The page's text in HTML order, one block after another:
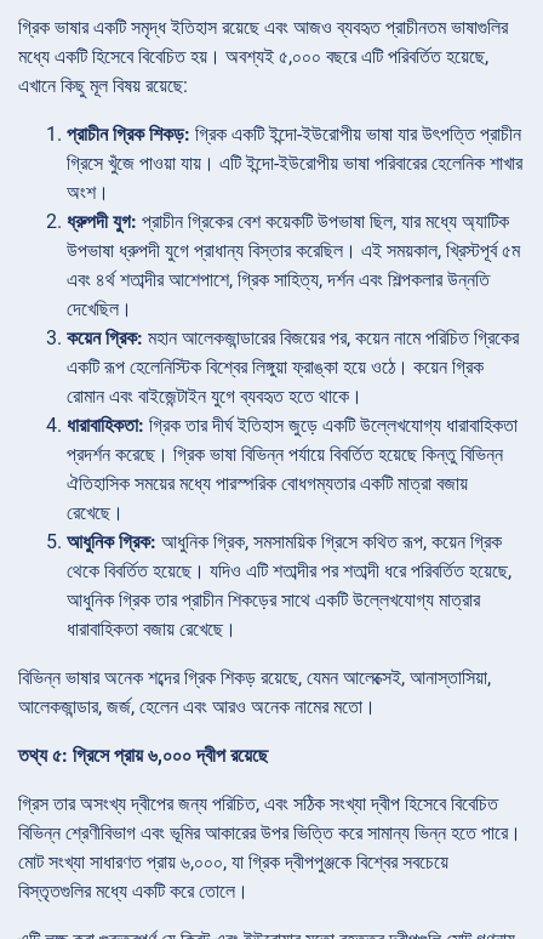
গ্রিক ভাষার একটি সমৃদ্ধ ইতিহাস রয়েছে এবং আজও ব্যবহৃত প্রাচীনতম ভাষাগুলির
মধ্যে একটি হিসেবে বিবেচিত হয়। অবশ্যই ৫,০০০ বছরে এটি পরিবর্তিত হয়েছে,
এখানে কিছু মূল বিষয় রয়েছে:
প্রাচীন গ্রিক শিকড়: গ্রিক একটি ইন্দো-ইউরোপীয় ভাষা যার উৎপত্তি প্রাচীন
গ্রিসে খুঁজে পাওয়া যায়। এটি ইন্দো-ইউরোপীয় ভাষা পরিবারের হেলেনিক শাখার
অংশ।
ধ্রুপদী যুগ: প্রাচীন গ্রিকের বেশ কয়েকটি উপভাষা ছিল, যার মধ্যে অ্যাটিক
উপভাষা ধ্রুপদী যুগে প্রাধান্য বিস্তার করেছিল। এই সময়কাল, খ্রিস্টপূর্ব ৫ম
এবং ৪র্থ শতাব্দীর আশেপাশে, গ্রিক সাহিত্য, দর্শন এবং শিল্পকলার উন্নতি
দেখেছিল।
কয়েন গ্রিক: মহান আলেকজান্ডারের বিজয়ের পর, কয়েন নামে পরিচিত গ্রিকের
একটি রূপ হেলেনিস্টিক বিশ্বের লিঙ্গুয়া ফ্রাঙ্কা হয়ে ওঠে। কয়েন গ্রিক
রোমান এবং বাইজেন্টাইন যুগে ব্যবহৃত হতে থাকে।
ধারাবাহিকতা: গ্রিক তার দীর্ঘ ইতিহাস জুড়ে একটি উল্লেখযোগ্য ধারাবাহিকতা
প্রদর্শন করেছে। গ্রিক ভাষা বিভিন্ন পর্যায়ে বিবর্তিত হয়েছে কিন্তু বিভিন্ন
ঐতিহাসিক সময়ের মধ্যে পারস্পরিক বোধগম্যতার একটি মাত্রা বজায়
রেখেছে।
আধুনিক গ্রিক: আধুনিক গ্রিক, সমসাময়িক গ্রিসে কথিত রূপ, কয়েন গ্রিক
থেকে বিবর্তিত হয়েছে। যদিও এটি শতাব্দীর পর শতাব্দী ধরে পরিবর্তিত হয়েছে,
আধুনিক গ্রিক তার প্রাচীন শিকড়ের সাথে একটি উল্লেখযোগ্য মাত্রার
ধারাবাহিকতা বজায় রেখেছে।
বিভিন্ন ভাষার অনেক শব্দের গ্রিক শিকড় রয়েছে, যেমন আলেক্সেই, আনাস্তাসিয়া,
আলেকজান্ডার, জর্জ, হেলেন এবং আরও অনেক নামের মতো।
তথ্য ৫: গ্রিসে প্রায় ৬,০০০ দ্বীপ রয়েছে
গ্রিস তার অসংখ্য দ্বীপের জন্য পরিচিত, এবং সঠিক সংখ্যা দ্বীপ হিসেবে বিবেচিত
বিভিন্ন শ্রেণীবিভাগ এবং ভূমির আকারের উপর ভিত্তি করে সামান্য ভিন্ন হতে পারে।
মোট সংখ্যা সাধারণত প্রায় ৬,০০০, যা গ্রিক দ্বীপপুঞ্জকে বিশ্বের সবচেয়ে
বিস্তৃতগুলির মধ্যে একটি করে তোলে।